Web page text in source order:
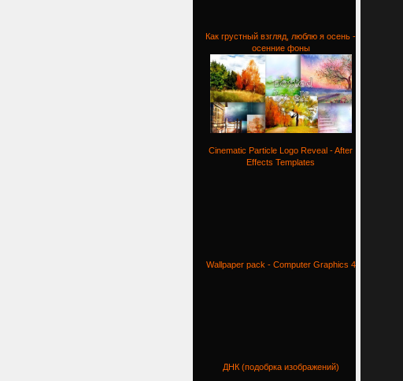
Как грустный взгляд, люблю я осень -
осенние фоны
Cinematic Particle Logo Reveal - After
Effects Templates
Wallpaper pack - Computer Graphics 4
ДНК (подобрка изображений)